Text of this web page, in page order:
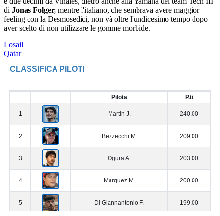
di Jonas Folger, mentre l'italiano, che sembrava avere maggior
feeling con la Desmosedici, non và oltre l'undicesimo tempo dopo
aver scelto di non utilizzare le gomme morbide.
Losail
Qatar